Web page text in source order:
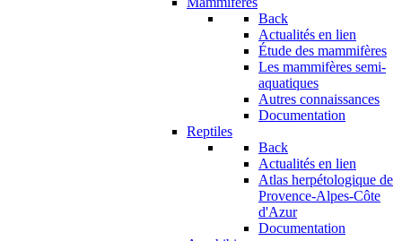
Back
Actualités en lien
Étude des mammifères
Les mammifères semi-
aquatiques
Autres connaissances
Documentation
Reptiles
Back
Actualités en lien
Atlas herpétologique de
Provence-Alpes-Côte
d'Azur
Documentation